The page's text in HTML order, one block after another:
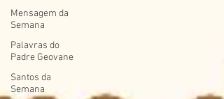
Mensagem da
Semana
Palavras do
Padre Geovane
Santos da
Semana